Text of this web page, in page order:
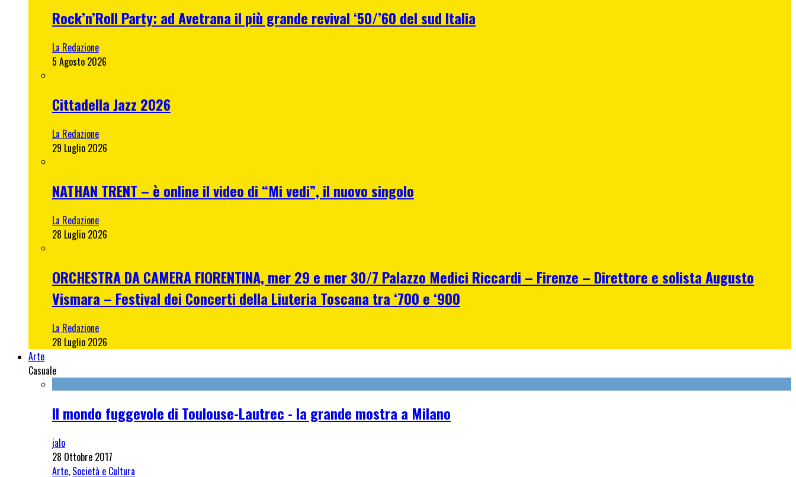
Rock’n’Roll Party: ad Avetrana il più grande revival ‘50/’60 del sud Italia
La Redazione
5 Agosto 2026
Cittadella Jazz 2026
La Redazione
29 Luglio 2026
NATHAN TRENT – è online il video di “Mi vedi”, il nuovo singolo
La Redazione
28 Luglio 2026
ORCHESTRA DA CAMERA FIORENTINA, mer 29 e mer 30/7 Palazzo Medici Riccardi – Firenze – Direttore e solista Augusto
Vismara – Festival dei Concerti della Liuteria Toscana tra ‘700 e ‘900
La Redazione
28 Luglio 2026
Arte
Casuale
Il mondo fuggevole di Toulouse-Lautrec - la grande mostra a Milano
jalo
28 Ottobre 2017
Arte, Società e Cultura